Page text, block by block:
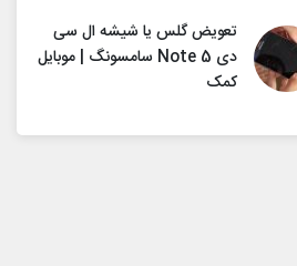
تعویض گلس یا شیشه ال سی
دی Note 5 سامسونگ | موبایل
کمک